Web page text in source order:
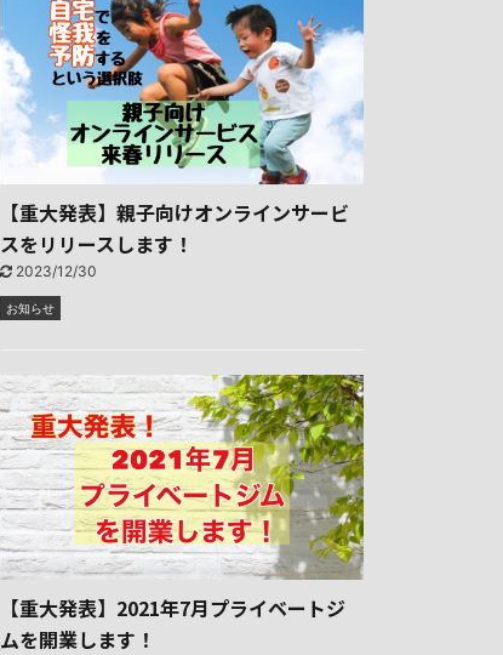
【重大発表】親子向けオンラインサービ
スをリリースします！
2023/12/30
お知らせ
【重大発表】2021年7月プライベートジ
ムを開業します！